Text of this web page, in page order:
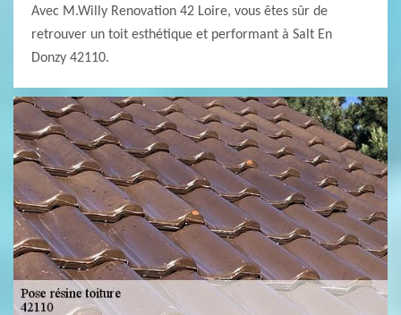
Avec M.Willy Renovation 42 Loire, vous êtes sûr de
retrouver un toit esthétique et performant à Salt En
Donzy 42110.